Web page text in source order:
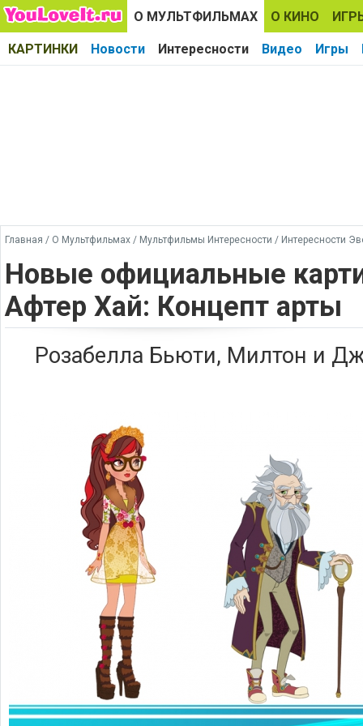
О МУЛЬТФИЛЬМАХ О КИНО
КАРТИНКИ Новости Интересности Видео Игры
Главная / О Мультфильмах / Мультфильмы Интересности / Интересности
Новые официальные
Афтер Хай: Концепт арты
Розабелла Бьюти, Милтон и